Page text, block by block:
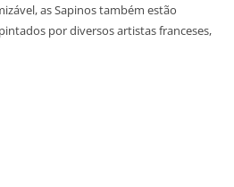
as Sapinos também estão
por diversos artistas franceses,